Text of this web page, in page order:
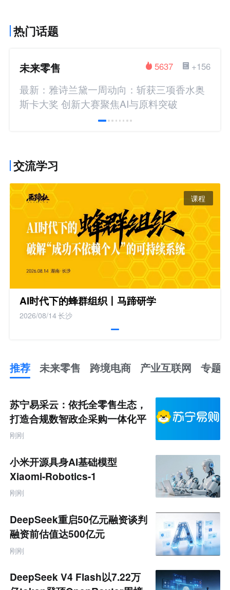
热门话题
未来零售 +156
5637
最新：雅诗兰黛一周动向：斩获三项香水奥
斯卡大奖 创新大赛聚焦AI与原料突破
交流学习
课程
AI时代下的蜂群组织丨马蹄研学
2026/08/14长沙
推荐 未来零售 跨境电商 产业互联网 专题
未
来
零
售
跨
境
商
产
业
互
联
网
苏宁易采云：依托全零售生态，
打造合规数智政企采购一体化平
台
刚刚
小米开源具身AI基础模型
Xiaomi-Robotics-1
刚刚
DeepSeek重启50亿元融资谈判
融资前估值达500亿元
刚刚
DeepSeek V4 Flash以7.22万